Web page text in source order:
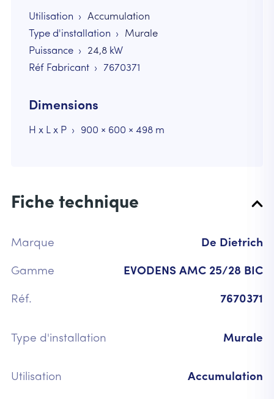
Utilisation
Accumulation
Type d'installation
Murale
Puissance
24,8kW
Réf Fabricant
7670371
Dimensions
H x L x P 900 × 600 × 498 m
Fiche technique
Marque De Dietrich
Gamme EVODENS AMC 25/28 BIC
Réf. 7670371
Type d'installation Murale
Utilisation Accumulation